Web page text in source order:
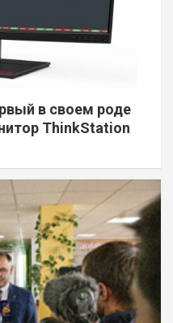
в своем роде
ThinkStation